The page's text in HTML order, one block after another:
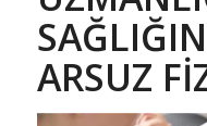
ARSUZ